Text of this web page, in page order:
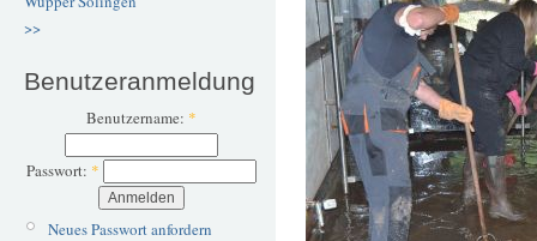
>>
Benutzeranmeldung
Benutzername: *
Passwort: *
Neues Passwort anfordern